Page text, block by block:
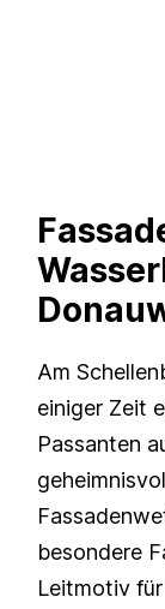
Am
einiger Zeit
Passanten
besondere
Leitmotiv